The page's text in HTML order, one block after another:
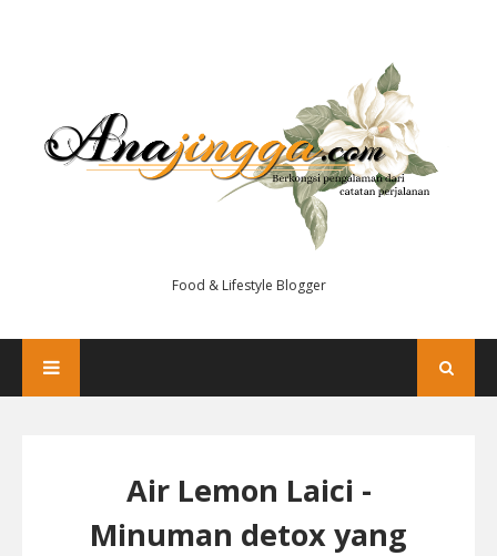
Food & Lifestyle Blogger
Air Lemon Laici -
Minuman detox yang